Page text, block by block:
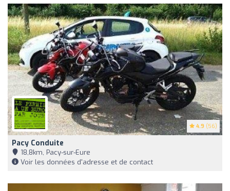
4.9 (56)
Pacy Conduite
18,8km, Pacy-sur-Eure
Voir les données d'adresse et de contact